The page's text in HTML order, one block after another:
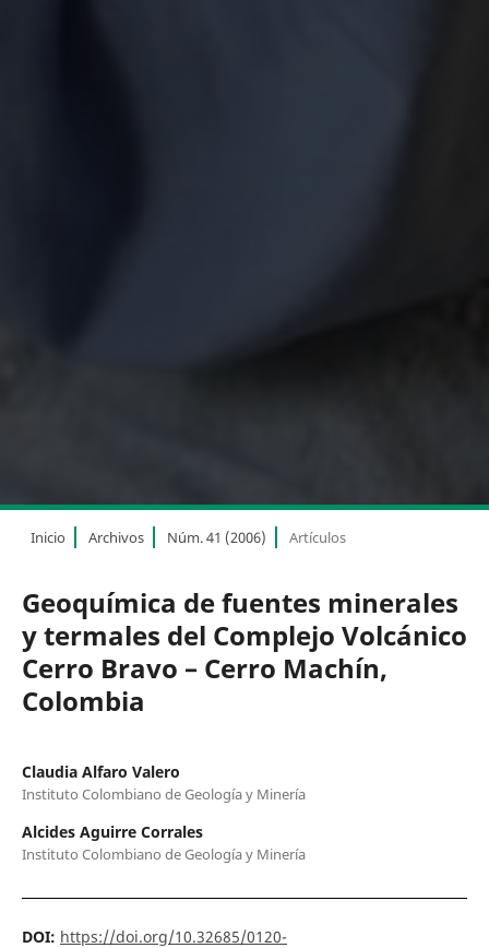
Inicio Archivos Núm. 41 (2006) Artículos
Geoquímica de fuentes minerales
y termales del Complejo Volcánico
Cerro Bravo – Cerro Machín,
Colombia
Claudia Alfaro Valero
Instituto Colombiano de Geología y Minería
Alcides Aguirre Corrales
Instituto Colombiano de Geología y Minería
DOI: https://doi.org/10.32685/0120-